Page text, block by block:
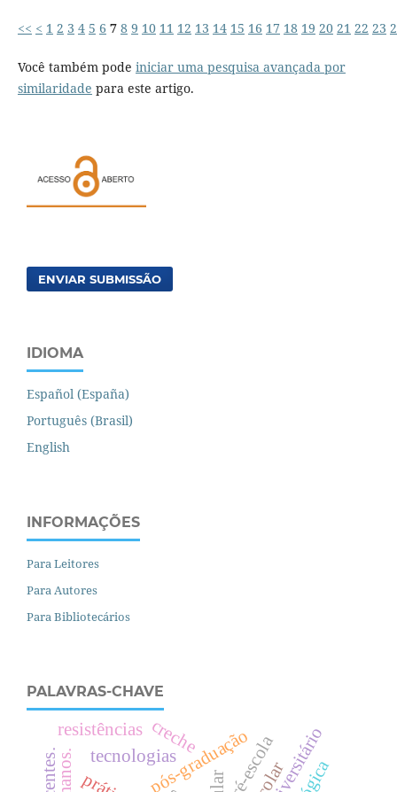
<< < 1 2 3 4 5 6 7 8 9 10 11 12 13 14 15 16 17 18 19 20 21 22 23
Você também pode iniciar uma pesquisa avançada por
similaridade para este artigo.
ENVIAR SUBMISSÃO
IDIOMA
Español (España)
Português (Brasil)
English
INFORMAÇÕES
Para Leitores
Para Autores
Para Bibliotecários
PALAVRAS-CHAVE
pós-graduação
pré-escola
creche
tecnologias
resistências